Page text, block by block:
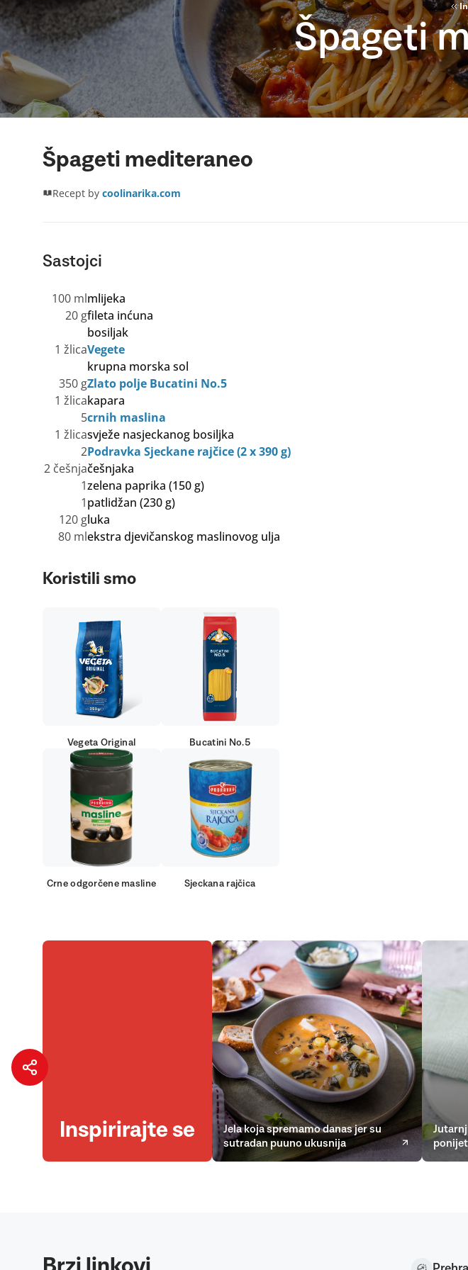
Špageti
Špageti mediteraneo
Recept by coolinarika.com
Sastojci
100 mlmlijeka
20 gfileta inćuna
bosiljak
1 žlicaVegete
krupna morska sol
350 gZlato polje Bucatini No.5
1 žlicakapara
5crnih maslina
1 žlicasvježe nasjeckanog bosiljka
2Podravka Sjeckane rajčice (2 x 390 g)
2 češnjačešnjaka
1zelena paprika (150 g)
1patlidžan (230 g)
120 gluka
80 mlekstra djevičanskog maslinovog ulja
Koristili smo
Vegeta Original Bucatini No.5
Crne odgorčene masline Sjeckana rajčica
Inspirirajte se
Jela koja spremamo danas jer su
sutradan puuno ukusnija